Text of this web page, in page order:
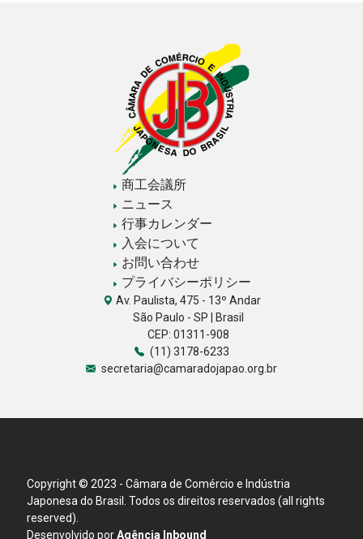
商工会議所
ニュース
行事カレンダー
入会について
お問い合わせ
プライバシーポリシー
Av. Paulista, 475 - 13º Andar
São Paulo - SP | Brasil
CEP: 01311-908
(11) 3178-6233
secretaria@camaradojapao.org.br
Copyright © 2023 - Câmara de Comércio e Indústria
Japonesa do Brasil. Todos os direitos reservados (all rights
reserved).
Desenvolvido porAgência Inbound